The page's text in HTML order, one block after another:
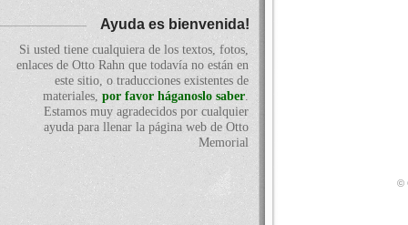
Ayuda es bienvenida!
Si usted tiene cualquiera de los textos, fotos,
enlaces de Otto Rahn que todavía no están en
este sitio, o traducciones existentes de
materiales, por favor háganoslo saber.
Estamos muy agradecidos por cualquier
ayuda para llenar la página web de Otto
Memorial
©